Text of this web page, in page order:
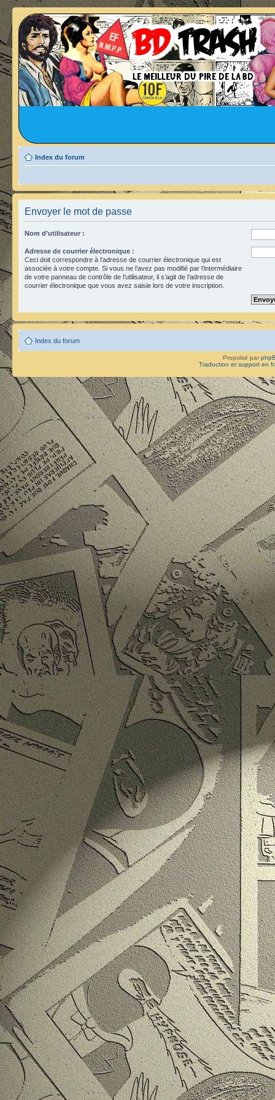
Index du forum
Envoyer le mot de passe
Nom d’utilisateur :
Adresse de courrier électronique :
Ceci doit correspondre à l’adresse de courrier électronique qui est
associée à votre compte. Si vous ne l’avez pas modifié par l’intermédiaire
de votre panneau de contrôle de l’utilisateur, il s’agit de l’adresse de
courrier électronique que vous avez saisie lors de votre inscription.
Index du forum
Propulsé par
Traduction et support en